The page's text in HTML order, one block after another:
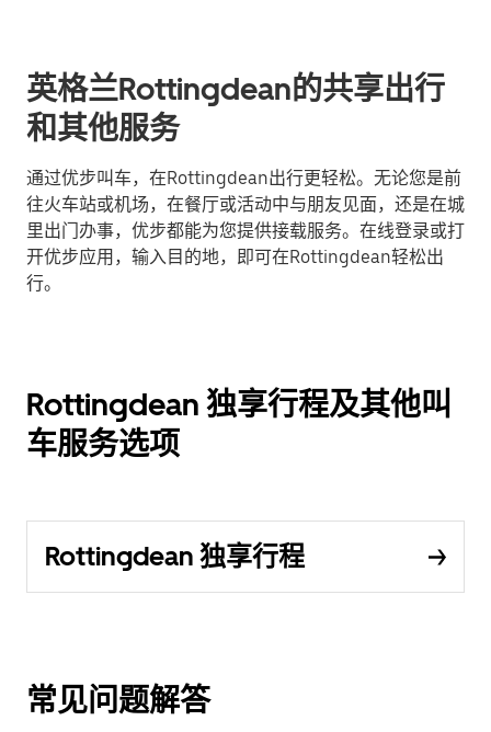
英格兰Rottingdean的共享出行
和其他服务
通过优步叫车，在Rottingdean出行更轻松。无论您是前
往火车站或机场，在餐厅或活动中与朋友见面，还是在城
里出门办事，优步都能为您提供接载服务。在线登录或打
开优步应用，输入目的地，即可在Rottingdean轻松出
行。
Rottingdean 独享行程及其他叫
车服务选项
Rottingdean 独享行程
常见问题解答